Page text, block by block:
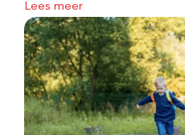
Lees meer